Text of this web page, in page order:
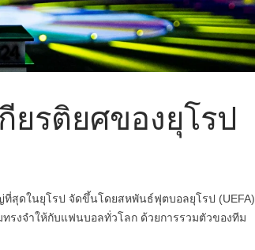
ยรติยศของยุโรป
ที่สุดในยุโรป จัดขึ้นโดยสหพันธ์ฟุตบอลยุโรป (UEFA)
รงจำให้กับแฟนบอลทั่วโลก ด้วยการรวมตัวของทีม